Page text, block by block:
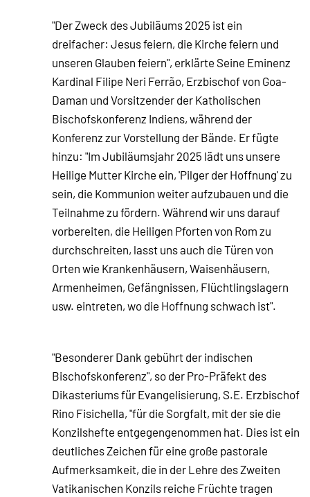
"Der Zweck des Jubiläums 2025 ist ein
dreifacher: Jesus feiern, die Kirche feiern und
unseren Glauben feiern", erklärte Seine Eminenz
Kardinal Filipe Neri Ferrão, Erzbischof von Goa-
Daman und Vorsitzender der Katholischen
Bischofskonferenz Indiens, während der
Konferenz zur Vorstellung der Bände. Er fügte
hinzu: "Im Jubiläumsjahr 2025 lädt uns unsere
Heilige Mutter Kirche ein, 'Pilger der Hoffnung' zu
sein, die Kommunion weiter aufzubauen und die
Teilnahme zu fördern. Während wir uns darauf
vorbereiten, die Heiligen Pforten von Rom zu
durchschreiten, lasst uns auch die Türen von
Orten wie Krankenhäusern, Waisenhäusern,
Armenheimen, Gefängnissen, Flüchtlingslagern
usw. eintreten, wo die Hoffnung schwach ist".
"Besonderer Dank gebührt der indischen
Bischofskonferenz", so der Pro-Präfekt des
Dikasteriums für Evangelisierung, S.E. Erzbischof
Rino Fisichella, "für die Sorgfalt, mit der sie die
Konzilshefte entgegengenommen hat. Dies ist ein
deutliches Zeichen für eine große pastorale
Aufmerksamkeit, die in der Lehre des Zweiten
Vatikanischen Konzils reiche Früchte tragen